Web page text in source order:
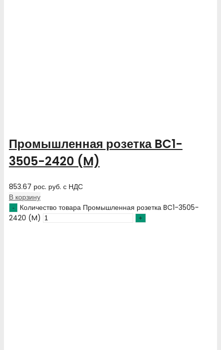
Промышленная розетка BC1-
3505-2420 (M)
853.67 рос. руб. с НДС
В корзину
Количество товара Промышленная розетка BC1-3505-
2420 (M)